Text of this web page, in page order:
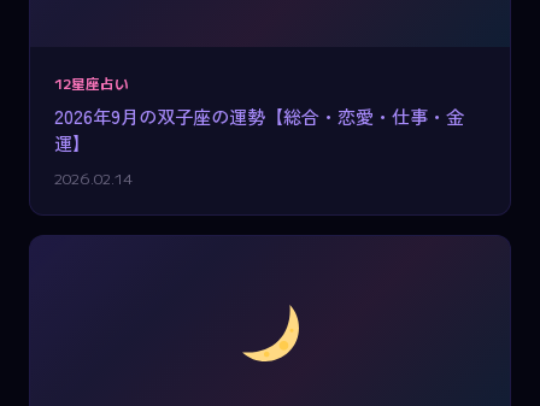
12星座占い
2026年9月の双子座の運勢【総合・恋愛・仕事・金
運】
2026.02.14